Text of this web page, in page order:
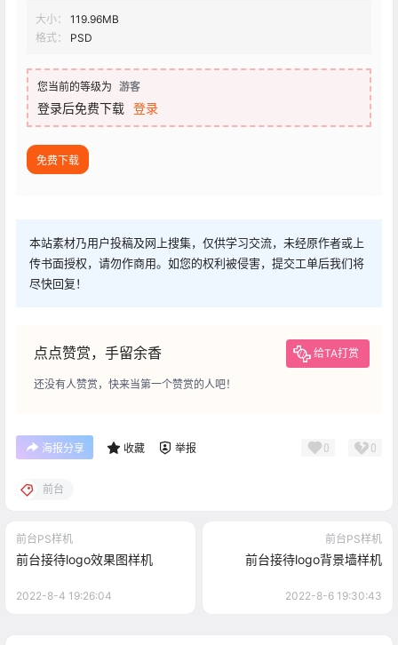
大小：
119.96MB
格式：
PSD
您当前的等级为 游客
登录后免费下载 登录
免费下载
本站素材乃用户投稿及网上搜集，仅供学习交流，未经原作者或上
传书面授权，请勿作商用。如您的权利被侵害，提交工单后我们将
尽快回复！
点点赞赏，手留余香 给TA打赏
还没有人赞赏，快来当第一个赞赏的人吧！
海报分享 收藏 举报 0 0
前台
前台PS样机
前台接待logo效果图样机
2022-8-4 19:26:04
前台PS样机
前台接待logo背景墙样机
2022-8-6 19:30:43